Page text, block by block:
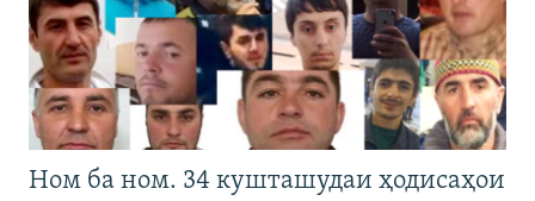
Ном ба ном. 34 кушташудаи ҳодисаҳои